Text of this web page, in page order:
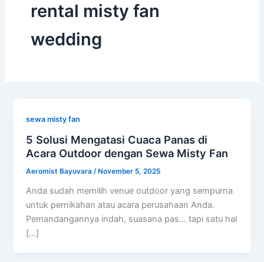
rental misty fan
wedding
sewa misty fan
5 Solusi Mengatasi Cuaca Panas di
Acara Outdoor dengan Sewa Misty Fan
Aeromist Bayuvara /November 5, 2025
Anda sudah memilih venue outdoor yang sempurna
untuk pernikahan atau acara perusahaan Anda.
Pemandangannya indah, suasana pas… tapi satu hal
[…]